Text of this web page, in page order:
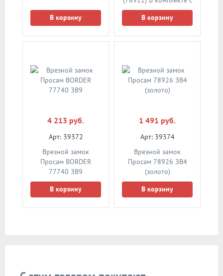
В корзину
цилиндром
В корзину
4 213 руб.
Арт: 39372
Врезной замок
Просам BORDER
77740 ЗВ9
В корзину
1 491 руб.
Арт: 39374
Врезной замок
Просам 78926 ЗВ4
(золото)
В корзину